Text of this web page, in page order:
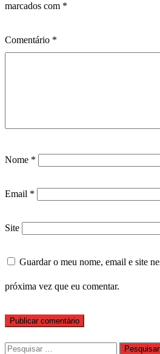
marcados com *
Comentário *
Nome *
Email *
Site
Guardar o meu nome, email e site
próxima vez que eu comentar.
Pesquisar